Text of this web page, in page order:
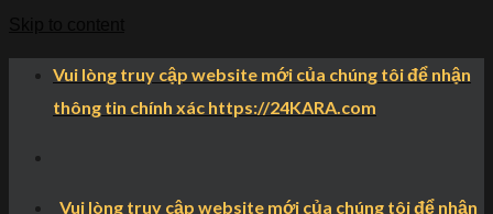
Vui lòng truy cập website mới của chúng tôi để nhận
thông tin chính xác https://24KARA.com
Vui lòng truy cập website mới của chúng tôi để nhận